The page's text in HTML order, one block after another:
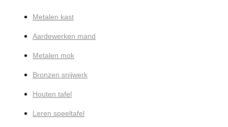
Metalen kast
Aardewerken mand
Metalen mok
Bronzen snijwerk
Houten tafel
Leren speeltafel